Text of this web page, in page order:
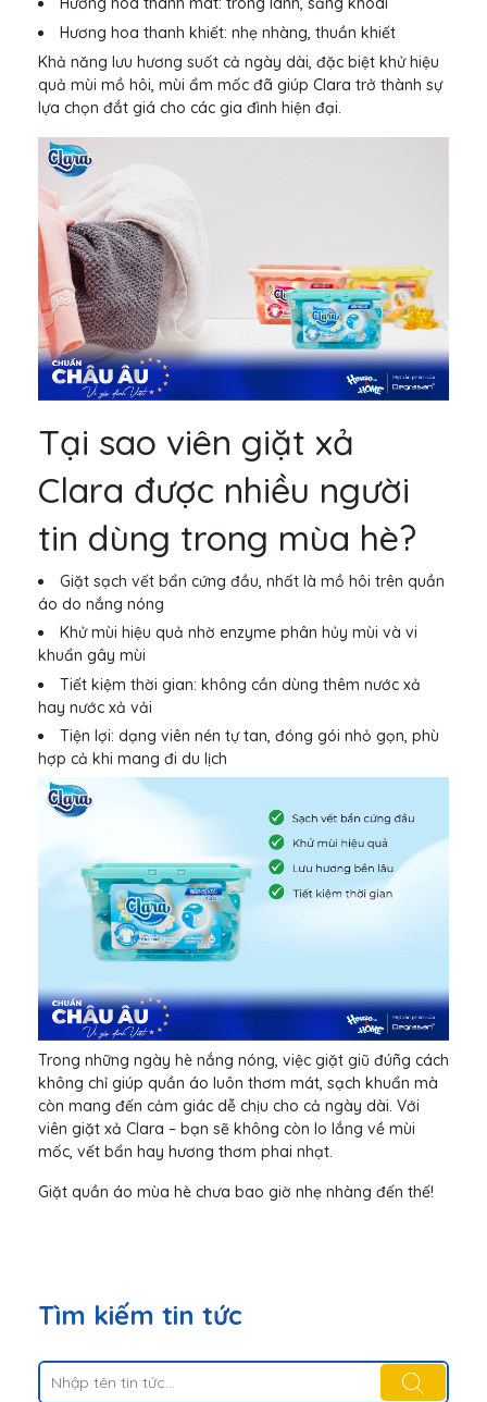
Hương hoa thanh khiết: nhẹ nhàng, thuần khiết
Khả năng lưu hương suốt cả ngày dài, đặc biệt khử hiệu
quả mùi mồ hôi, mùi ẩm mốc đã giúp Clara trở thành sự
lựa chọn đắt giá cho các gia đình hiện đại.
Tại sao viên giặt xả
Clara được nhiều người
tin dùng trong mùa hè?
Giặt sạch vết bẩn cứng đầu, nhất là mồ hôi trên quần
áo do nắng nóng
Khử mùi hiệu quả nhờ enzyme phân hủy mùi và vi
khuẩn gây mùi
Tiết kiệm thời gian: không cần dùng thêm nước xả
hay nước xả vải
Tiện lợi: dạng viên nén tự tan, đóng gói nhỏ gọn, phù
hợp cả khi mang đi du lịch
Trong những ngày hè nắng nóng, việc giặt giũ đúñg cách
không chỉ giúp quần áo luôn thơm mát, sạch khuẩn mà
còn mang đến cảm giác dễ chịu cho cả ngày dài. Với
viên giặt xả Clara – bạn sẽ không còn lo lắng về mùi
mốc, vết bẩn hay hương thơm phai nhạt.
Giặt quần áo mùa hè chưa bao giờ nhẹ nhàng đến thế!
Tìm kiếm tin tức